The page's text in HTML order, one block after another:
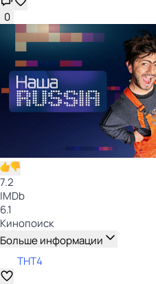
0
7.2
IMDb
6.1
Кинопоиск
Больше информации
ТНТ4